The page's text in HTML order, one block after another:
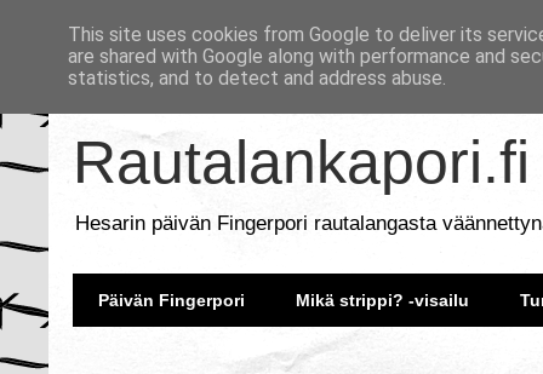
Rautalankapori.fi
Hesarin päivän Fingerpori rautalangasta
Päivän Fingerpori Mikä strippi? -visailu
This site uses cookies from Google to deliver its
are shared with Google along with performance and
statistics, and to detect and address abuse.